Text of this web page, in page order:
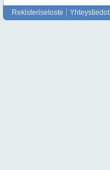
Rekisteriseloste Yhteystiedot